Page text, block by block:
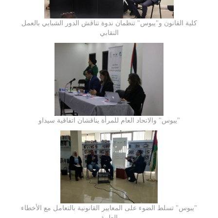
كلية القانون و"يبوس" تنظمان ندوة تناقش الدور الشبابي بالعمل
النقابي
"يبوس" والاتحاد العام للمرأة يناقشان اتفاقية سيداو
"يبوس" تسلط الضوء على المعايير القانونية بالتعامل مع الأخطاء